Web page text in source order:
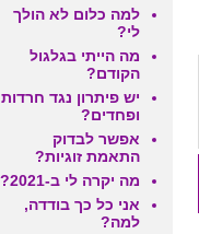
למה כלום לא הולך
לי?
מה הייתי בגלגול
הקודם?
יש פיתרון נגד חרדות
ופחדים?
אפשר לבדוק
התאמת זוגיות?
מה יקרה לי ב-2021?
אני כל כך בודדה,
למה?